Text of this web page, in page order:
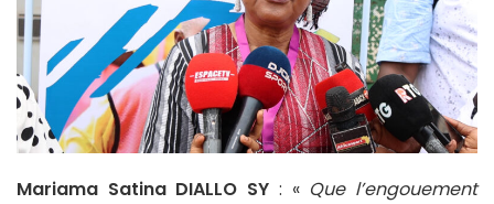
Mariama Satina DIALLO SY : « Que l’engouement